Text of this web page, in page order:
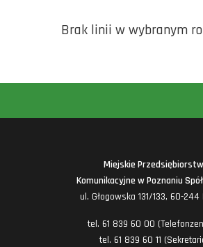
Brak linii w wybranym
Miejskie
Komunikacyjne w Poznaniu
ul. Głogowska 131/133, 60-
tel. 61 839 60 00
tel. 61 839 60 11